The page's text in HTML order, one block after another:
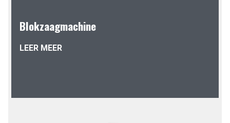
Blokzaagmachine
LEER MEER